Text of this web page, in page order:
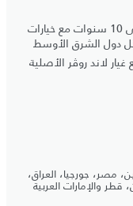
استمتع بمرونة حماية سيارتك لمدة تصل إلى 10 سنوات مع خيارات
دول الشرق الأوسط
لاند روڤر الأصلية
مصر، جورجيا، العراق،
قطر والإمارات العربية